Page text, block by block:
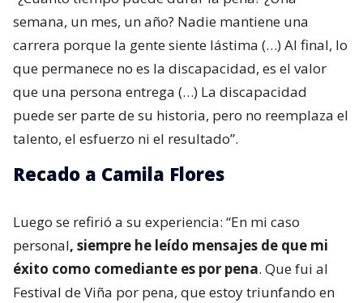
semana, un mes, un año? Nadie mantiene una
carrera porque la gente siente lástima (…) Al final, lo
que permanece no es la discapacidad, es el valor
que una persona entrega (…) La discapacidad
puede ser parte de su historia, pero no reemplaza el
talento, el esfuerzo ni el resultado”.
Recado a Camila Flores
Luego se refirió a su experiencia: “En mi caso
personal, siempre he leído mensajes de que mi
éxito como comediante es por pena. Que fui al
Festival de Viña por pena, que estoy triunfando en